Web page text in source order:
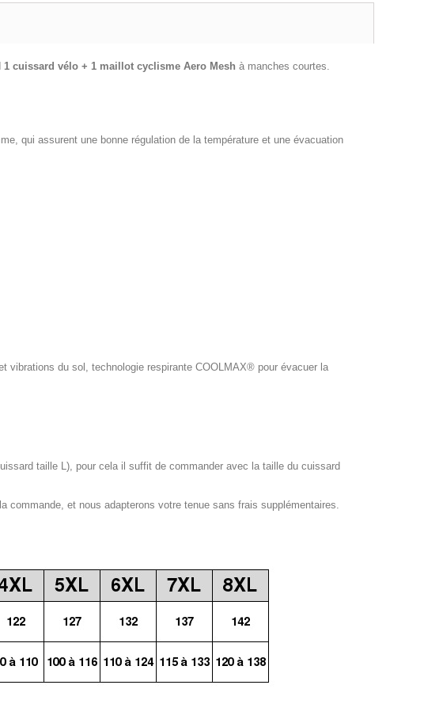
1 cuissard vélo + 1 maillot cyclisme Aero Mesh à manches courtes.
qui assurent une bonne régulation de la température et une évacuation
vibrations du sol, technologie respirante COOLMAX® pour évacuer la
taille L), pour cela il suffit de commander avec la taille du cuissard
et nous adapterons votre tenue sans frais supplémentaires.